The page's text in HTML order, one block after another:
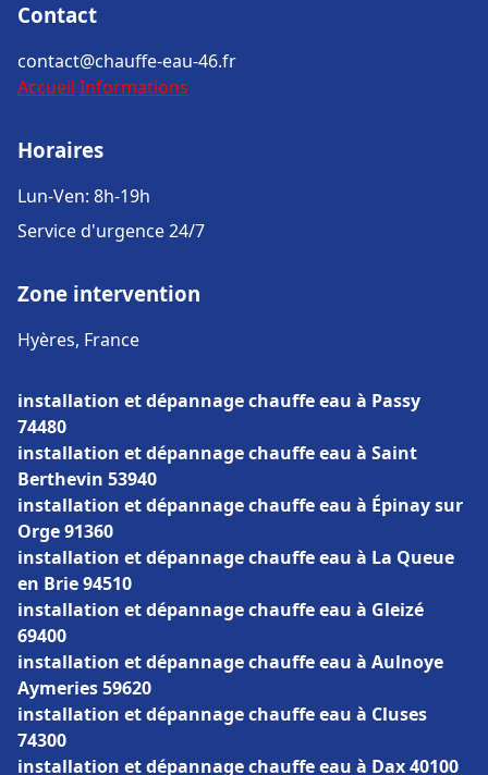
Contact
contact@chauffe-eau-46.fr
Accueil Informations
Horaires
Lun-Ven: 8h-19h
Service d'urgence 24/7
Zone intervention
Hyères, France
installation et dépannage chauffe eau à Passy
74480
installation et dépannage chauffe eau à Saint
Berthevin 53940
installation et dépannage chauffe eau à Épinay sur
Orge 91360
installation et dépannage chauffe eau à La Queue
en Brie 94510
installation et dépannage chauffe eau à Gleizé
69400
installation et dépannage chauffe eau à Aulnoye
Aymeries 59620
installation et dépannage chauffe eau à Cluses
74300
installation et dépannage chauffe eau à Dax 40100